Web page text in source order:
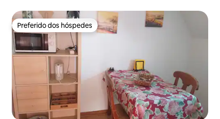
Preferido dos hóspedes
Preferido dos hóspedes